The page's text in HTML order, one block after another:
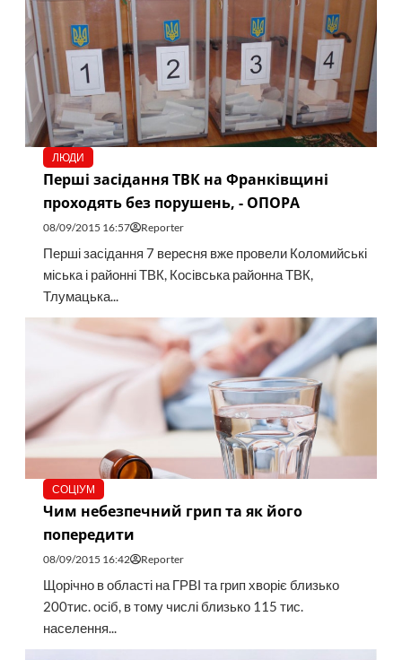
ЛЮДИ
Перші засідання ТВК на Франківщині
проходять без порушень, - ОПОРА
08/09/2015 16:57 Reporter
Перші засідання 7 вересня вже провели Коломийські
міська і районні ТВК, Косівська районна ТВК,
Тлумацька...
СОЦІУМ
Чим небезпечний грип та як його
попередити
08/09/2015 16:42 Reporter
Щорічно в області на ГРВІ та грип хворіє близько
200тис. осіб, в тому числі близько 115 тис.
населення...